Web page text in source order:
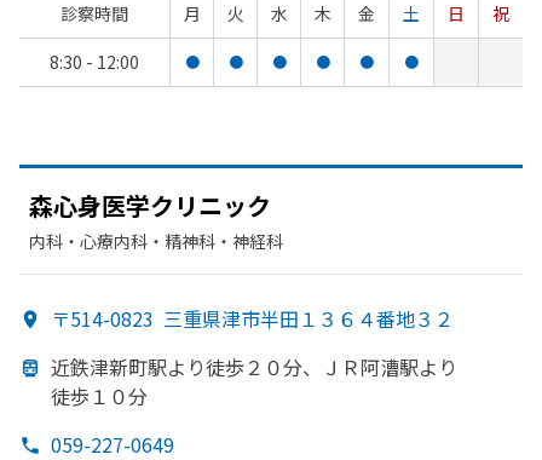
診察時間 月 火 水 木 金 土 日
祝
8:30 - 12:00
● ● ● ● ● ●
森心身医学クリニック
内科・​心療内科・​精神科・神経科
〒514-0823 三重県津市半田１３６４番地３２
近鉄津新町駅より徒歩２０分、 ＪＲ阿漕駅より
徒歩１０分
059-227-0649